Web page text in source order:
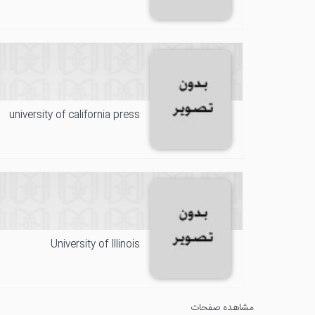
university of california press
University of Illinois
مشاهده صفحات